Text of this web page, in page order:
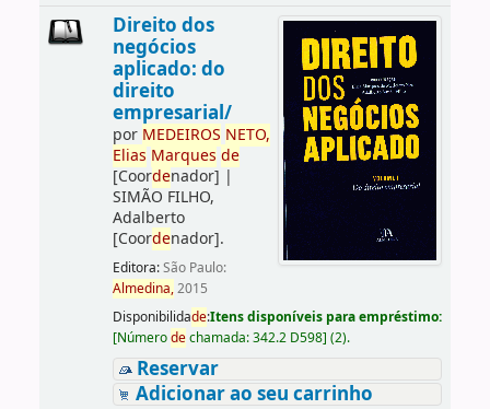
Direito dos
negócios
aplicado: do
direito
empresarial/
por MEDEIROS NETO,
Elias Marques de
[Coordenador] |
SIMÃO FILHO,
Adalberto
[Coordenador].
Editora:São Paulo:
Almedina,2015
Disponibilidade:Itens disponíveis para empréstimo:
[Númerodechamada:342.2 D598] (2).
Reservar
Adicionar ao seu carrinho